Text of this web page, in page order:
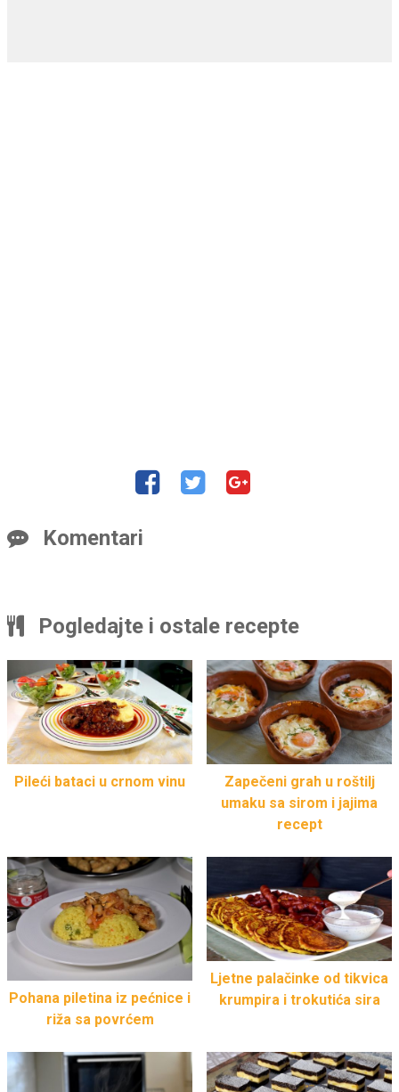
Komentari
Pogledajte i ostale recepte
Pileći bataci u crnom vinu
Zapečeni grah u roštilj
umaku sa sirom i jajima
recept
Pohana piletina iz pećnice i
riža sa povrćem
Ljetne palačinke od tikvica
krumpira i trokutića sira